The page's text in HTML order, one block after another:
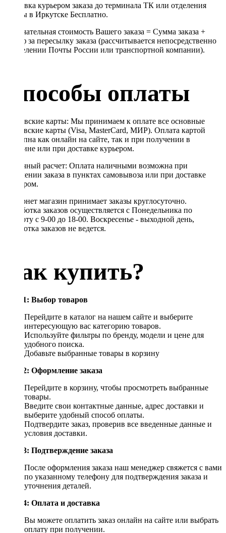
Доставка курьером заказа до терминала ТК или отделения
Почты в Иркутске Бесплатно.
Окончательная стоимость Вашего заказа = Сумма заказа +
Тариф за пересылку заказа (рассчитывается непосредственно
в отделении Почты России или транспортной компании).
Способы оплаты
Банковские карты: Мы принимаем к оплате все основные
банковские карты (Visa, MasterCard, МИР). Оплата картой
доступна как онлайн на сайте, так и при получении в
магазине или при доставке курьером.
Наличный расчет: Оплата наличными возможна при
получении заказа в пунктах самовывоза или при доставке
курьером.
Интернет магазин принимает заказы круглосуточно.
Обработка заказов осуществляется с Понедельника по
Субботу с 9-00 до 18-00. Воскресенье - выходной день,
обработка заказов не ведется.
Как купить?
Шаг 1: Выбор товаров
Перейдите в каталог на нашем сайте и выберите
интересующую вас категорию товаров.
Используйте фильтры по бренду, модели и цене для
удобного поиска.
Добавьте выбранные товары в корзину
Шаг 2: Оформление заказа
Перейдите в корзину, чтобы просмотреть выбранные
товары.
Введите свои контактные данные, адрес доставки и
выберите удобный способ оплаты.
Подтвердите заказ, проверив все введенные данные и
условия доставки.
Шаг 3: Подтверждение заказа
После оформления заказа наш менеджер свяжется с вами
по указанному телефону для подтверждения заказа и
уточнения деталей.
Шаг 4: Оплата и доставка
Вы можете оплатить заказ онлайн на сайте или выбрать
оплату при получении.